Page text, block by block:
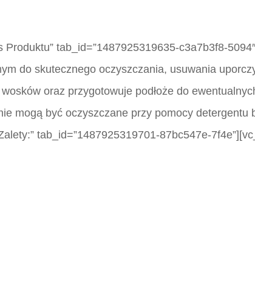
tab_id=”1487925319635-c3a7b3f8-
do skutecznego oczyszczania, usuwania
oraz przygotowuje podłoże do
mogą być oczyszczane przy pomocy detergentu
tab_id=”1487925319701-87bc547e-